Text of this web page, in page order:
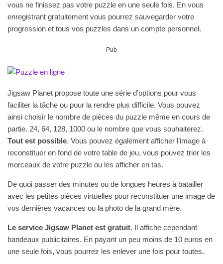
vous ne finissez pas votre puzzle en une seule fois. En vous
enregistrant gratuitement vous pourrez sauvegarder votre
progression et tous vos puzzles dans un compte personnel.
Pub
Jigsaw Planet propose toute une série d’options pour vous
faciliter la tâche ou pour la rendre plus difficile. Vous pouvez
ainsi choisir le nombre de pièces du puzzle même en cours de
partie. 24, 64, 128, 1000 ou le nombre que vous souhaiterez.
Tout est possible. Vous pouvez également afficher l’image à
reconstituer en fond de votre table de jeu, vous pouvez trier les
morceaux de votre puzzle ou les afficher en tas.
De quoi passer des minutes ou de longues heures à batailler
avec les petites pièces virtuelles pour reconstituer une image de
vos dernières vacances ou la photo de la grand mère.
Le service Jigsaw Planet est gratuit. Il affiche cependant
bandeaux publicitaires. En payant un peu moins de 10 euros en
une seule fois, vous pourrez les enlever une fois pour toutes.